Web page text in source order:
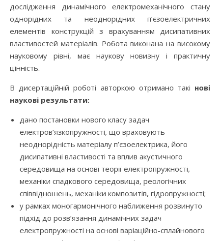
дослідження динамічного електромеханічного стану
однорідних та неоднорідних п’єзоелектричних
елементів конструкцій з врахуванням дисипативних
властивостей матеріалів. Робота виконана на високому
науковому рівні, має наукову новизну і практичну
цінність.
В дисертаційній роботі авторкою отримано такі новi
наукові результати:
дано постановки нового класу задач
електров’язкопружності, що враховують
неоднорідність матеріалу п’єзоелектрика, його
дисипативні властивості та вплив акустичного
середовища на основі теорії електропружності,
механіки спадкового середовища, реологічних
співвідношень, механіки композитів, гідропружності;
у рамках моногармонічного наближення розвинуто
підхід до розв’язання динамічних задач
електропружності на основі варіаційно-сплайнового